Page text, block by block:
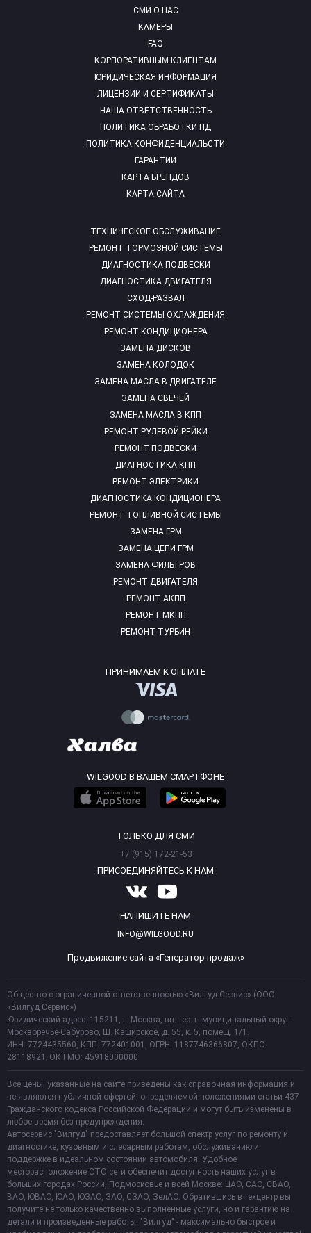
СМИ О НАС
КАМЕРЫ
FAQ
ТЕХНИЧЕСКОЕ ОБСЛУЖИВАНИЕ
РЕМОНТ ТОРМОЗНОЙ СИСТЕМЫ
ДИАГНОСТИКА ПОДВЕСКИ
ДИАГНОСТИКА ДВИГАТЕЛЯ
СХОД-РАЗВАЛ
РЕМОНТ СИСТЕМЫ ОХЛАЖДЕНИЯ
РЕМОНТ КОНДИЦИОНЕРА
ЗАМЕНА ДИСКОВ
ЗАМЕНА КОЛОДОК
ЗАМЕНА МАСЛА В ДВИГАТЕЛЕ
ЗАМЕНА СВЕЧЕЙ
ЗАМЕНА МАСЛА В КПП
РЕМОНТ РУЛЕВОЙ РЕЙКИ
РЕМОНТ ПОДВЕСКИ
ДИАГНОСТИКА КПП
РЕМОНТ ЭЛЕКТРИКИ
ДИАГНОСТИКА КОНДИЦИОНЕРА
РЕМОНТ ТОПЛИВНОЙ СИСТЕМЫ
ЗАМЕНА ГРМ
ЗАМЕНА ЦЕПИ ГРМ
ЗАМЕНА ФИЛЬТРОВ
РЕМОНТ ДВИГАТЕЛЯ
РЕМОНТ АКПП
РЕМОНТ МКПП
РЕМОНТ ТУРБИН
КОРПОРАТИВНЫМ КЛИЕНТАМ
ЮРИДИЧЕСКАЯ ИНФОРМАЦИЯ
ЛИЦЕНЗИИ И СЕРТИФИКАТЫ
НАША ОТВЕТСТВЕННОСТЬ
ПОЛИТИКА ОБРАБОТКИ ПД
ПОЛИТИКА КОНФИДЕНЦИАЛЬСТИ
ГАРАНТИИ
КАРТА БРЕНДОВ
КАРТА САЙТА
ПРИНИМАЕМ К ОПЛАТЕ
WILGOOD В ВАШЕМ СМАРТФОНЕ
ТОЛЬКО ДЛЯ СМИ
+7 (915) 172-21-53
ПРИСОЕДИНЯЙТЕСЬ К НАМ
НАПИШИТЕ НАМ
INFO@WILGOOD.RU
Продвижение сайта «Генератор продаж»
Общество с ограниченной ответственностью «Вилгуд Сервис» (ООО
«Вилгуд Сервис»)
Юридический адрес: 115211, г. Москва, вн. тер. г. муниципальный округ
Москворечье-Сабурово, Ш. Каширское, д. 55, к. 5, помещ. 1/1.
ИНН: 7724435560, КПП: 772401001, ОГРН: 1187746366807, ОКПО:
28118921; ОКТМО: 45918000000
Все цены, указанные на сайте приведены как справочная информация и
не являются публичной офертой, определяемой положениями статьи 437
Гражданского кодекса Российской Федерации и могут быть изменены в
любое время без предупреждения.
Автосервис "Вилгуд" предоставляет большой спектр услуг по ремонту и
диагностике, кузовным и слесарным работам, обслуживанию и
поддержке в идеальном состоянии автомобиля. Удобное
месторасположение СТО сети обеспечит доступность наших услуг в
больших городах России, Подмосковье и всей Москве: ЦАО, САО, СВАО,
ВАО, ЮВАО, ЮАО, ЮЗАО, ЗАО, СЗАО, ЗелАО. Обратившись в техцентр вы
получите не только качественно выполненные услуги, но и гарантию на
детали и произведенные работы. "Вилгуд" - максимально быстрое и